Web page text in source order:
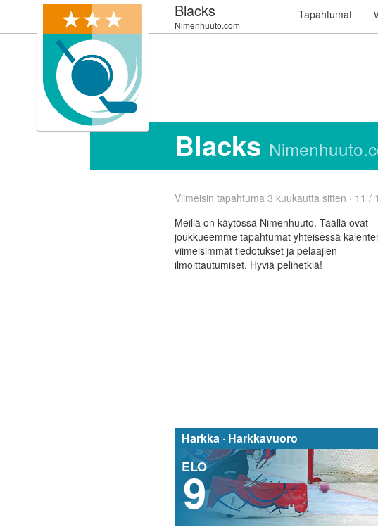
Blacks
Nimenhuuto.com
Tapahtumat
Blacks
Viimeisin tapahtuma 3 kuukautta sitten · 11
Meillä on käytössä Nimenhuuto. Täällä ovat
joukkueemme tapahtumat yhteisessä
viimeisimmät tiedotukset ja pelaajien
ilmoittautumiset. Hyviä pelihetkiä!
Harkka · Harkkavuoro
ELO
9